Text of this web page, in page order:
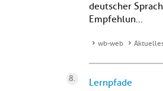
deutscher
Empfehlun...
wb-web
Lernpfade